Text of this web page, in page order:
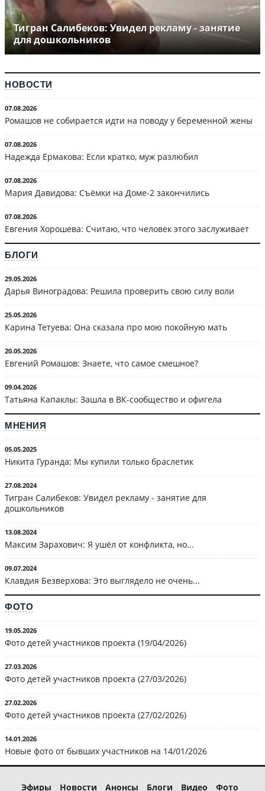
Тигран Салибеков: Увидел рекламу - занятие
для дошкольников
НОВОСТИ
07.08.2026
Ромашов не собирается идти на поводу у беременной жены
07.08.2026
Надежда Ермакова: Если кратко, муж разлюбил
07.08.2026
Мария Давидова: Съёмки на Доме-2 закончились
07.08.2026
Евгения Хорошева: Считаю, что человек этого заслуживает
БЛОГИ
29.05.2026
Дарья Виноградова: Решила проверить свою силу воли
25.05.2026
Карина Тетуева: Она сказала про мою покойную мать
20.05.2026
Евгений Ромашов: Знаете, что самое смешное?
09.04.2026
Татьяна Капаклы: Зашла в ВК-сообщество и офигела
МНЕНИЯ
05.05.2025
Никита Гуранда: Мы купили только браслетик
27.08.2024
Тигран Салибеков: Увидел рекламу - занятие для
дошкольников
13.08.2024
Максим Зарахович: Я ушёл от конфликта, но...
09.07.2024
Клавдия Безверхова: Это выглядело не очень...
ФОТО
19.05.2026
Фото детей участников проекта (19/04/2026)
27.03.2026
Фото детей участников проекта (27/03/2026)
27.02.2026
Фото детей участников проекта (27/02/2026)
14.01.2026
Новые фото от бывших участников на 14/01/2026
Эфиры Новости Анонсы Блоги Видео Фото